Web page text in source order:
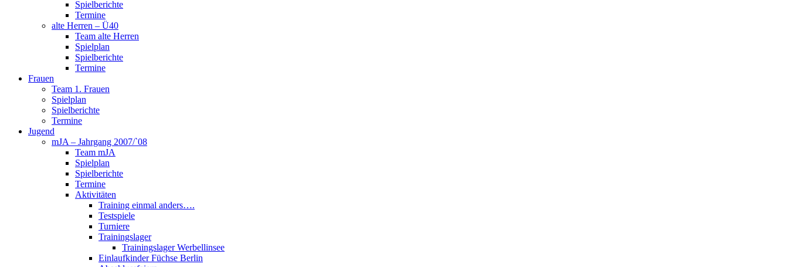
Spielberichte
Termine
alte Herren – Ü40
Team alte Herren
Spielplan
Spielberichte
Termine
Frauen
Team 1. Frauen
Spielplan
Spielberichte
Termine
Jugend
mJA – Jahrgang 2007/`08
Team mJA
Spielplan
Spielberichte
Termine
Aktivitäten
Training einmal anders….
Testspiele
Turniere
Trainingslager
Trainingslager Werbellinsee
Einlaufkinder Füchse Berlin